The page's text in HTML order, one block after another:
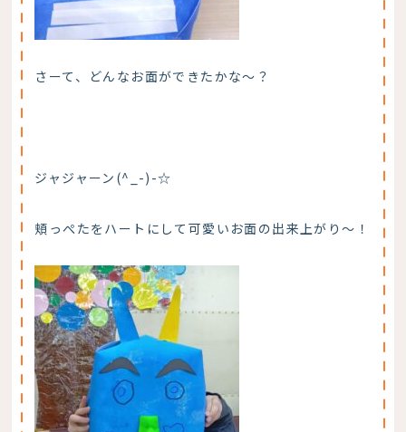
さーて、どんなお面ができたかな～？
ジャジャーン(^_-)-☆
頬っぺたをハートにして可愛いお面の出来上がり～！